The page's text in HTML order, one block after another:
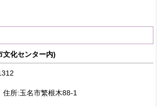
文化センター内)
所:玉名市繁根木88-1